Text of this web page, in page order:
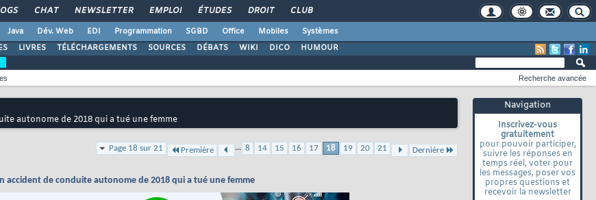
CHAT NEWSLETTER EMPLOI ÉTUDES DROIT CLUB
Java Dév. Web EDI Programmation SGBD Office Mobiles
Systèmes
LIVRES TÉLÉCHARGEMENTS SOURCES DÉBATS WIKI DICO HUMOUR
Navigation
Inscrivez-vous
gratuitement
pour pouvoir participer,
suivre les réponses en
temps réel, voter pour
les messages, poser vos
propres questions et
recevoir la newsletter
Recherche avancée
autonome de 2018 qui a tué une femme
Page 18 sur 21 Première ... 8 14 15 16 17 18 19 20 21 Dernière
accident de conduite autonome de 2018 qui a tué une femme